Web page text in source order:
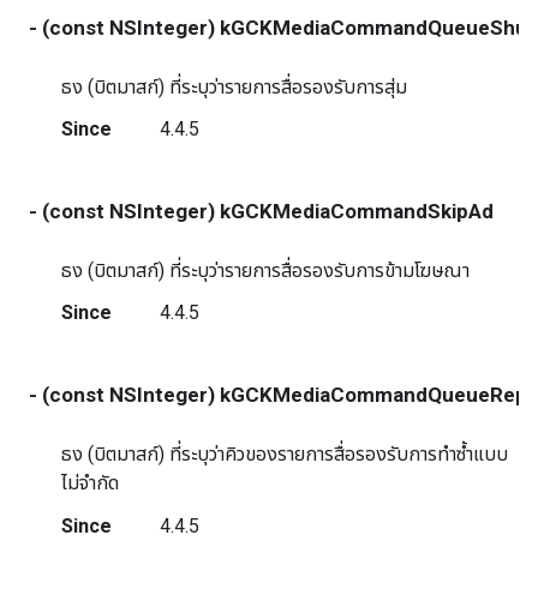
- (const NSInteger)
ธง (บิตมาสก์) ที่ระบุว่ารายการสื่อรองรับการสุ่ม
Since
4.4.5
- (const NSInteger) kGCKMediaCommandSkipAd
ธง (บิตมาสก์) ที่ระบุว่ารายการสื่อรองรับการข้ามโฆษณา
Since
4.4.5
- (const NSInteger)
ธง (บิตมาสก์) ที่ระบุว่าคิวของรายการสื่อรองรับการทำซ้ำแบบ
ไม่จำกัด
Since
4.4.5